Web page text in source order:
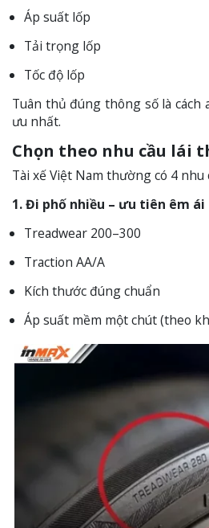
Áp suất lốp
Tải trọng lốp
Tốc độ lốp
Tuân thủ đúng thông số là cách
ưu nhất.
Chọn theo nhu cầu lái
Tài xế Việt Nam thường có 4 nhu
1. Đi phố nhiều – ưu tiên êm ái
Treadwear 200–300
Traction AA/A
Kích thước đúng chuẩn
Áp suất mềm một chút (theo